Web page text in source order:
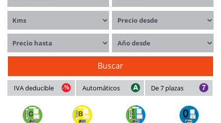
Kms Precio desde
Precio hasta Año desde
Buscar
IVA deducible Automáticos De 7 plazas